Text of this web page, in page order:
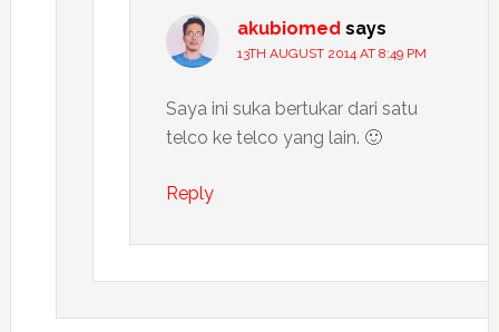
akubiomed says
13TH AUGUST 2014 AT 8:49 PM
Saya ini suka bertukar dari satu
telco ke telco yang lain. 🙂
Reply